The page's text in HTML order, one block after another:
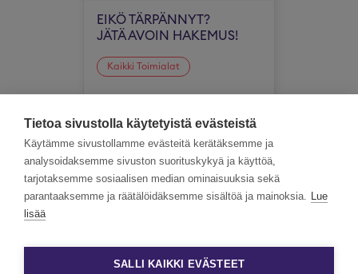
EIKÖ TÄRPÄNNYT?
JÄTÄ AVOIN HAKEMUS!
Kaikki Toimialat
Koko Suomi
Tietoa sivustolla käytetyistä evästeistä
Käytämme sivustollamme evästeitä kerätäksemme ja
analysoidaksemme sivuston suorituskykyä ja käyttöä,
tarjotaksemme sosiaalisen median ominaisuuksia sekä
parantaaksemme ja räätälöidäksemme sisältöä ja mainoksia. Lue
lisää
SALLI KAIKKI EVÄSTEET